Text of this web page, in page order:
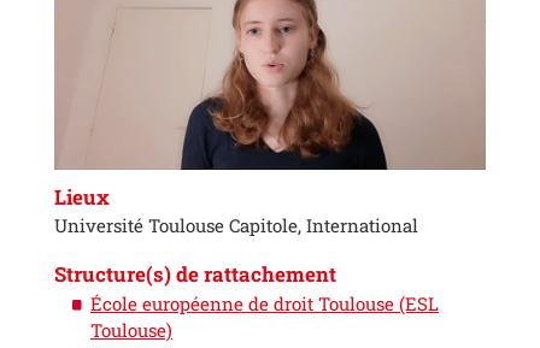
Lieux
Université Toulouse Capitole, International
Structure(s) de rattachement
École européenne de droit Toulouse (ESL
Toulouse)